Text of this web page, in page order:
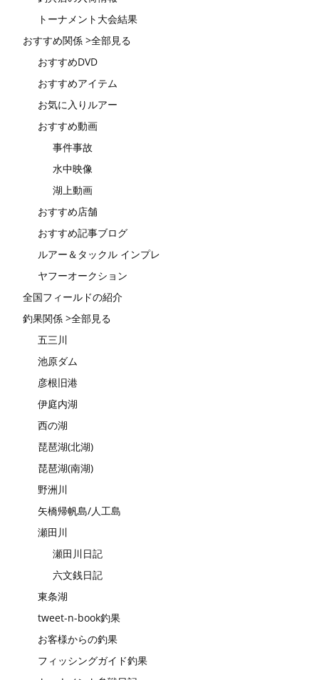
トーナメント大会結果
おすすめ関係 >全部見る
おすすめDVD
おすすめアイテム
お気に入りルアー
おすすめ動画
事件事故
水中映像
湖上動画
おすすめ店舗
おすすめ記事ブログ
ルアー＆タックル インプレ
ヤフーオークション
全国フィールドの紹介
釣果関係 >全部見る
五三川
池原ダム
彦根旧港
伊庭内湖
西の湖
琵琶湖(北湖)
琵琶湖(南湖)
野洲川
矢橋帰帆島/人工島
瀬田川
瀬田川日記
六文銭日記
東条湖
tweet-n-book釣果
お客様からの釣果
フィッシングガイド釣果